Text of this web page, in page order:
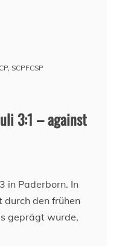
, SCPFCSP
3:1 – against
in Paderborn. In
durch den frühen
geprägt wurde,